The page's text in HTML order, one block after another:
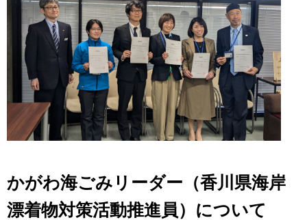
かがわ海ごみリーダー（香川県海岸
漂着物対策活動推進員）について